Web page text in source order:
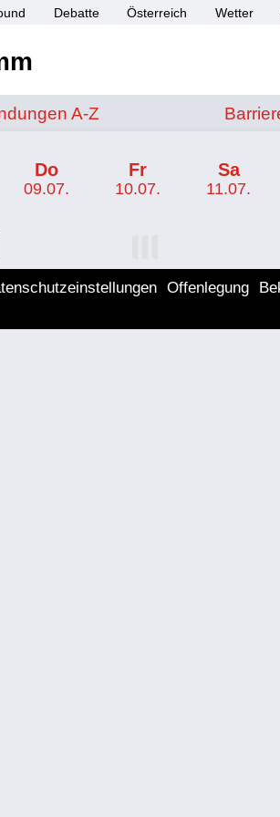
Debatte Österreich Wetter
von A bis Z
A-Z
Do
09.07.
Fr
10.07.
Sa
11.07.
Offenlegung